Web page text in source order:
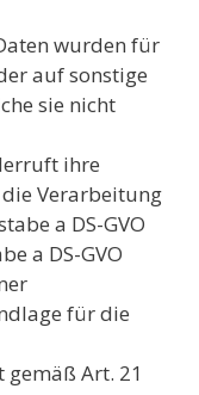
wurden für
auf sonstige
sie nicht
ihre
Verarbeitung
a DS-GVO
a DS-GVO
für die
gemäß Art. 21